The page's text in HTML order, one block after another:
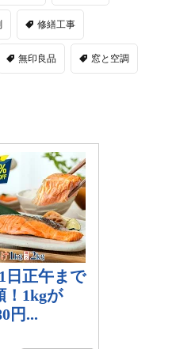
修繕工事
無印良品 窓と空調